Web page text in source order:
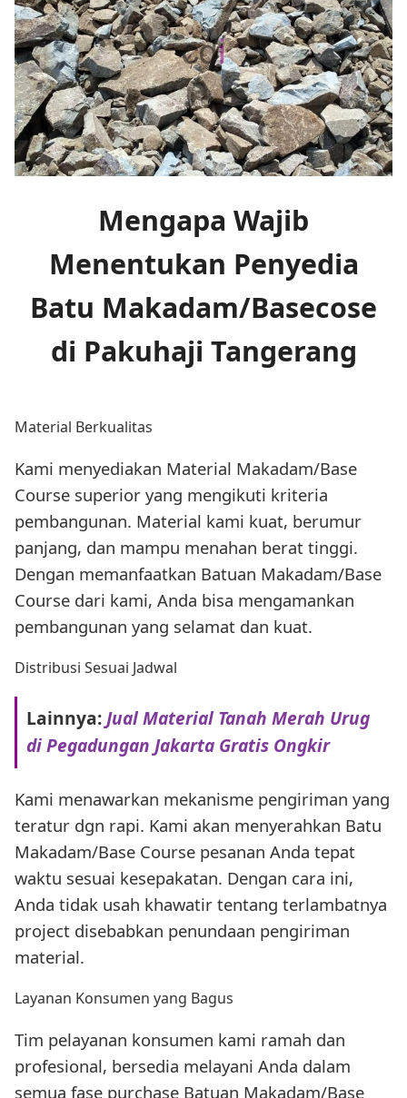
Mengapa Wajib
Menentukan Penyedia
Batu Makadam/Basecose
di Pakuhaji Tangerang
Material Berkualitas
Kami menyediakan Material Makadam/Base
Course superior yang mengikuti kriteria
pembangunan. Material kami kuat, berumur
panjang, dan mampu menahan berat tinggi.
Dengan memanfaatkan Batuan Makadam/Base
Course dari kami, Anda bisa mengamankan
pembangunan yang selamat dan kuat.
Distribusi Sesuai Jadwal
Lainnya:Jual Material Tanah Merah Urug
di Pegadungan Jakarta Gratis Ongkir
Kami menawarkan mekanisme pengiriman yang
teratur dgn rapi. Kami akan menyerahkan Batu
Makadam/Base Course pesanan Anda tepat
waktu sesuai kesepakatan. Dengan cara ini,
Anda tidak usah khawatir tentang terlambatnya
project disebabkan penundaan pengiriman
material.
Layanan Konsumen yang Bagus
Tim pelayanan konsumen kami ramah dan
profesional, bersedia melayani Anda dalam
semua fase purchase Batuan Makadam/Base